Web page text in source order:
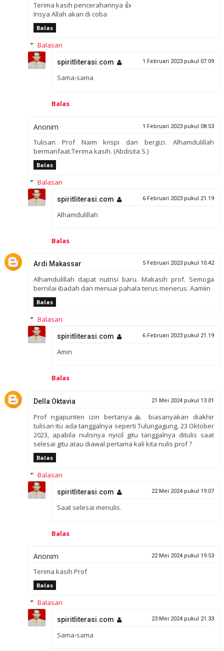
Terima kasih pencerahannya 👍
Insya Allah akan di coba
Balas
Balasan
spiritliterasi.com 1 Februari 2023 pukul 07.09
Sama-sama
Balas
Anonim 1 Februari 2023 pukul 08.53
Tulisan Prof Naim krispi dan bergizi. Alhamdulillah
bermanfaat.Terima kasih. (Abdisita S.)
Balas
Balasan
spiritliterasi.com 6 Februari 2023 pukul 21.19
Alhamdulillah
Balas
Ardi Makassar 5 Februari 2023 pukul 10.42
Alhamdulillah dapat nutrisi baru. Makasih prof. Semoga
bernilai ibadah dan menuai pahala terus menerus. Aamiin
Balas
Balasan
spiritliterasi.com 6 Februari 2023 pukul 21.19
Amin
Balas
Della Oktavia 21 Mei 2024 pukul 13.01
Prof ngapunten izin bertanya🙏 biasanyakan diakhir
tulisan itu ada tanggalnya seperti Tulungagung, 23 Oktober
2023, apabila nulisnya nyicil gitu tanggalnya ditulis saat
selesai gitu atau diawal pertama kali kita nulis prof ?
Balas
Balasan
spiritliterasi.com 22 Mei 2024 pukul 19.07
Saat selesai menulis.
Balas
Anonim 22 Mei 2024 pukul 19.53
Terima kasih Prof
Balas
Balasan
spiritliterasi.com 23 Mei 2024 pukul 21.33
Sama-sama